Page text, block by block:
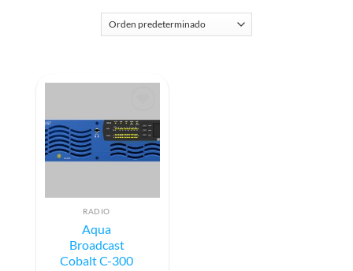
RADIO
Aqua
Broadcast
Cobalt C-300